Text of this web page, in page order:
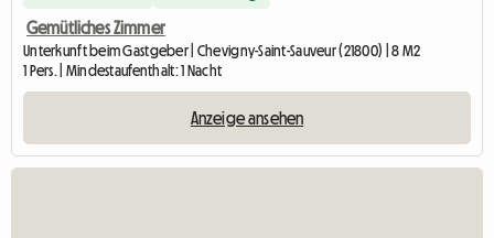
Gemütliches Zimmer
Unterkunft beim Gastgeber | Chevigny-Saint-Sauveur (21800) | 8 M2
1 Pers. | Mindestaufenthalt: 1 Nacht
Anzeige ansehen